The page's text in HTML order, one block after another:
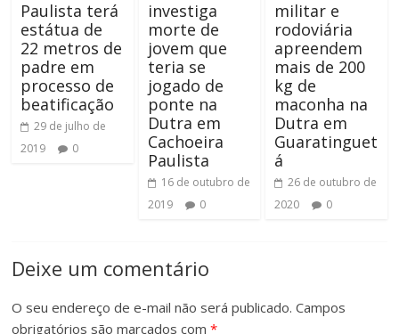
Paulista terá
estátua de
22 metros de
padre em
processo de
beatificação
29 de julho de
2019
0
investiga
morte de
jovem que
teria se
jogado de
ponte na
Dutra em
Cachoeira
Paulista
16 de outubro de
2019
0
militar e
rodoviária
apreendem
mais de 200
kg de
maconha na
Dutra em
Guaratinguet
á
26 de outubro de
2020
0
Deixe um comentário
O seu endereço de e-mail não será publicado. Campos
obrigatórios são marcados com*